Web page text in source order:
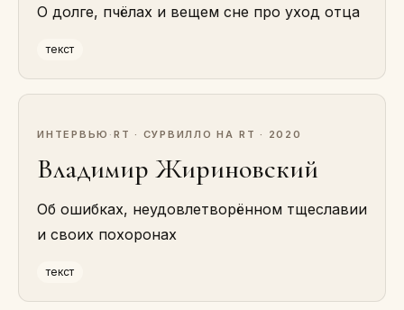
О долге, пчёлах и вещем сне про уход отца
текст
ИНТЕРВЬЮ · RT · СУРВИЛЛО НА RT · 2020
Владимир Жириновский
Об ошибках, неудовлетворённом тщеславии
и своих похоронах
текст